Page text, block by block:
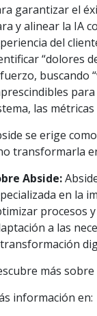
garantizar el
y alinear la IA
del
“dolores
buscando
las
se erige
transformarla
Abside:
en la
procesos
a las
más
información en: